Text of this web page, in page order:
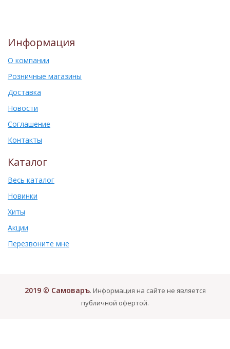
Информация
О компании
Розничные магазины
Доставка
Новости
Соглашение
Контакты
Каталог
Весь каталог
Новинки
Хиты
Акции
Перезвоните мне
2019 © Самоваръ. Информация на сайте не является
публичной офертой.